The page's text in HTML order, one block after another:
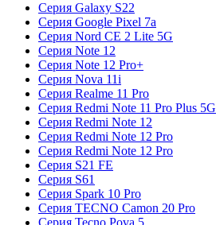
Серия Galaxy S22
Серия Google Pixel 7a
Серия Nord CE 2 Lite 5G
Серия Note 12
Серия Note 12 Pro+
Серия Nova 11i
Серия Realme 11 Pro
Серия Redmi Note 11 Pro Plus 5G
Серия Redmi Note 12
Серия Redmi Note 12 Pro
Серия Redmi Note 12 Pro
Серия S21 FE
Серия S61
Серия Spark 10 Pro
Серия TECNO Camon 20 Pro
Серия Tecno Pova 5